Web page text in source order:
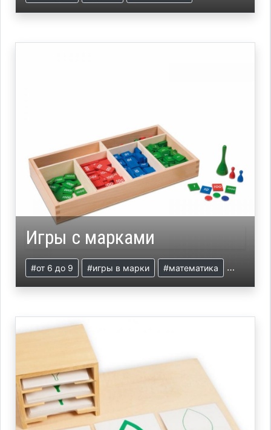
Игры с марками
#от 6 до 9 #игры в марки #математика